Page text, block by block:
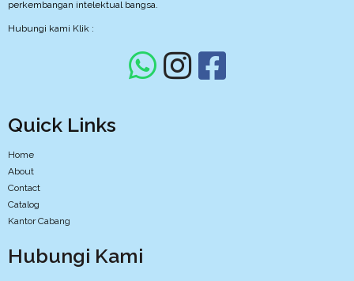
perkembangan intelektual bangsa.
Hubungi kami Klik :
Quick Links
Home
About
Contact
Catalog
Kantor Cabang
Hubungi Kami